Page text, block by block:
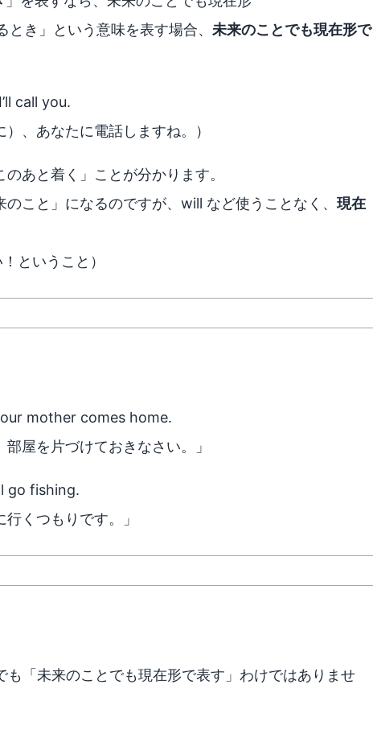
き」という意味を表す場合、 未来のことでも現在形で
call you.
、あなたに電話しますね。）
あと着く」ことが分かります。
こと」になるのですが、will など使うことなく、 現在
ということ）
mother comes home.
屋を片づけておきなさい。」
go fishing.
くつもりです。」
「未来のことでも現在形で表す」わけではありませ